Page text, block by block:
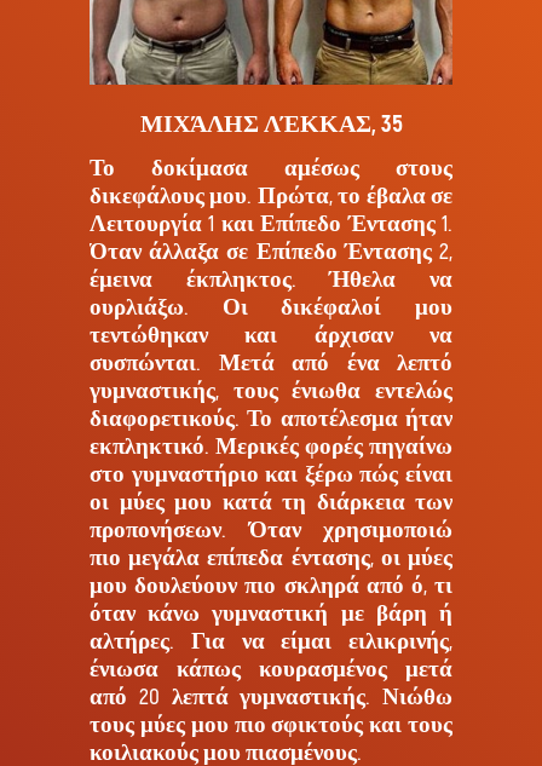
ΜΙΧΆΛΗΣ ΛΈΚΚΑΣ, 35
Το δοκίμασα αμέσως στους
δικεφάλους μου. Πρώτα, το έβαλα σε
Λειτουργία 1 και Επίπεδο Έντασης 1.
Όταν άλλαξα σε Επίπεδο Έντασης 2,
έμεινα έκπληκτος. Ήθελα να
ουρλιάξω. Οι δικέφαλοί μου
τεντώθηκαν και άρχισαν να
συσπώνται. Μετά από ένα λεπτό
γυμναστικής, τους ένιωθα εντελώς
διαφορετικούς. Το αποτέλεσμα ήταν
εκπληκτικό. Μερικές φορές πηγαίνω
στο γυμναστήριο και ξέρω πώς είναι
οι μύες μου κατά τη διάρκεια των
προπονήσεων. Όταν χρησιμοποιώ
πιο μεγάλα επίπεδα έντασης, οι μύες
μου δουλεύουν πιο σκληρά από ό, τι
όταν κάνω γυμναστική με βάρη ή
αλτήρες. Για να είμαι ειλικρινής,
ένιωσα κάπως κουρασμένος μετά
από 20 λεπτά γυμναστικής. Νιώθω
τους μύες μου πιο σφικτούς και τους
κοιλιακούς μου πιασμένους.